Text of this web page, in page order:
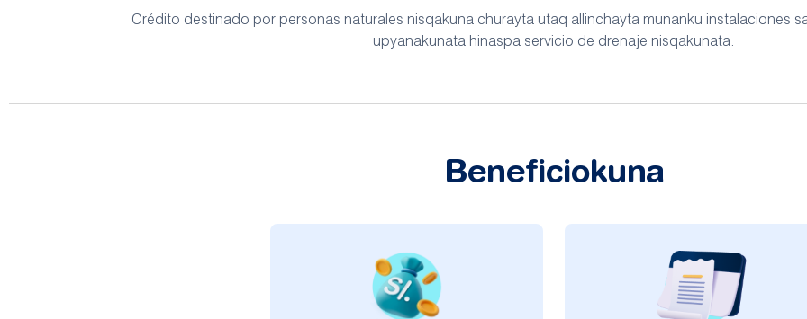
Crédito destinado por personas naturales nisqakuna churayta utaq allinchayta munanku instalaciones
upyanakunata hinaspa servicio de drenaje nisqakunata.
Beneficiokuna